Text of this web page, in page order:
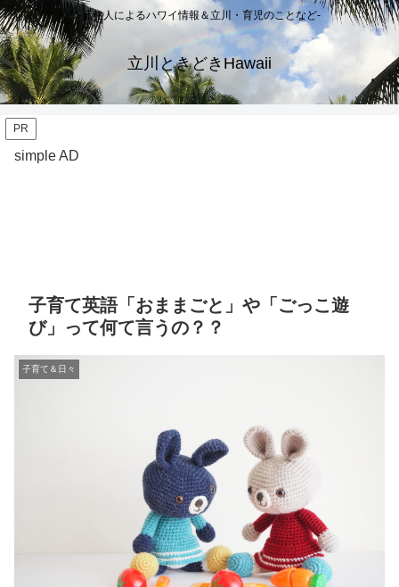
-元住人によるハワイ情報＆立川・育児のことなど-
立川ときどきHawaii
PR
simple AD
子育て英語「おままごと」や「ごっこ遊
び」って何て言うの？？
子育て＆日々